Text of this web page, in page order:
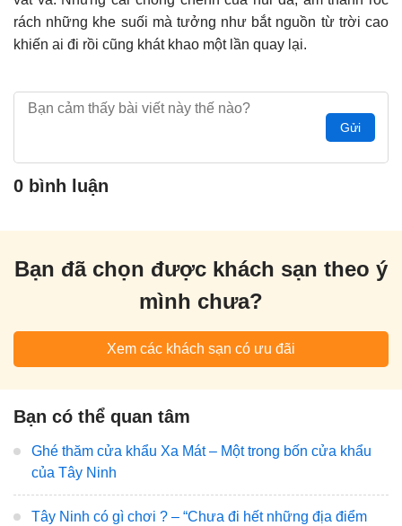
rách những khe suối mà tưởng như bắt nguồn từ trời cao
khiến ai đi rồi cũng khát khao một lần quay lại.
Gửi
0 bình luận
Bạn đã chọn được khách sạn theo ý
mình chưa?
Xem các khách sạn có ưu đãi
Bạn có thể quan tâm
Ghé thăm cửa khẩu Xa Mát – Một trong bốn cửa khẩu
của Tây Ninh
Tây Ninh có gì chơi ? – “Chưa đi hết những địa điểm